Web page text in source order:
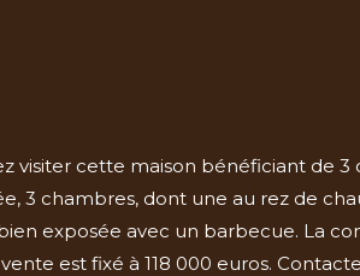
visiter cette maison bénéficiant de
3 chambres, dont une au rez de
exposée avec un barbecue. La
est fixé à 118 000 euros.